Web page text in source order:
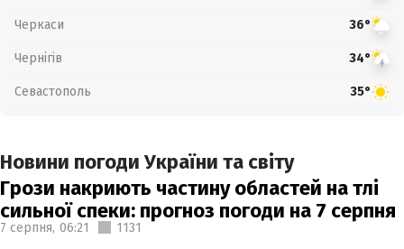
Черкаси 36°
Чернігів 34°
Севастополь 35°
Новини погоди України та світу
Грози накриють частину областей на тлі
сильної спеки: прогноз погоди на 7 серпня
7 серпня, 06:21 1131